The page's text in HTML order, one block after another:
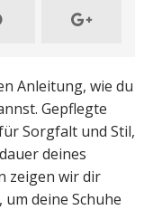
Anleitung, wie du
Gepflegte
Sorgfalt und Stil,
deines
zeigen wir dir
deine Schuhe